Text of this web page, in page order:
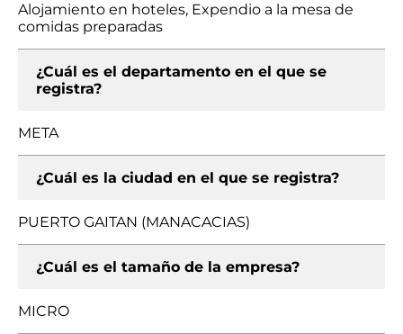
Alojamiento en hoteles, Expendio a la mesa de
comidas preparadas
¿Cuál es el departamento en el que se
registra?
META
¿Cuál es la ciudad en el que se registra?
PUERTO GAITAN (MANACACIAS)
¿Cuál es el tamaño de la empresa?
MICRO